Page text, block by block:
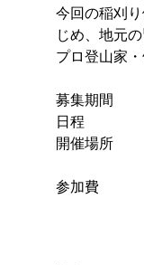
今回の稲刈
じめ、地元
プロ登山家
募集期間 ：
日程 ：
開催場所
〒329-
参加費
※新宿駅
当財団
(「新宿